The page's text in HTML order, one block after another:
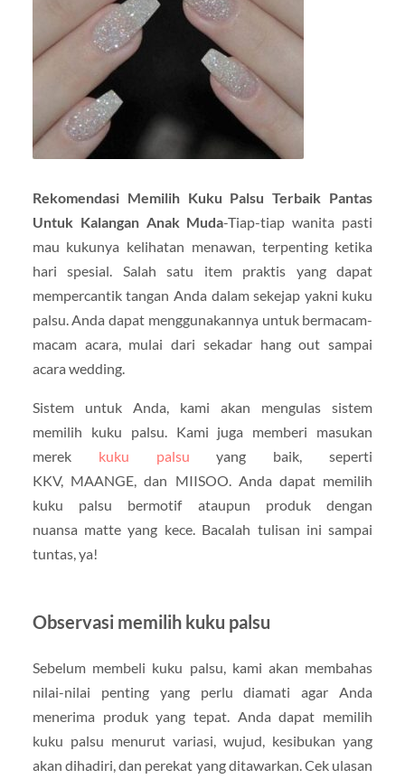
Rekomendasi Memilih Kuku Palsu Terbaik Pantas
Untuk Kalangan Anak Muda-Tiap-tiap wanita pasti
mau kukunya kelihatan menawan, terpenting ketika
hari spesial. Salah satu item praktis yang dapat
mempercantik tangan Anda dalam sekejap yakni kuku
palsu. Anda dapat menggunakannya untuk bermacam-
macam acara, mulai dari sekadar hang out sampai
acara wedding.
Sistem untuk Anda, kami akan mengulas sistem
memilih kuku palsu. Kami juga memberi masukan
merek kuku palsu yang baik, seperti
KKV, MAANGE, dan MIISOO. Anda dapat memilih
kuku palsu bermotif ataupun produk dengan
nuansa matte yang kece. Bacalah tulisan ini sampai
tuntas, ya!
Observasi memilih kuku palsu
Sebelum membeli kuku palsu, kami akan membahas
nilai-nilai penting yang perlu diamati agar Anda
menerima produk yang tepat. Anda dapat memilih
kuku palsu menurut variasi, wujud, kesibukan yang
akan dihadiri, dan perekat yang ditawarkan. Cek ulasan